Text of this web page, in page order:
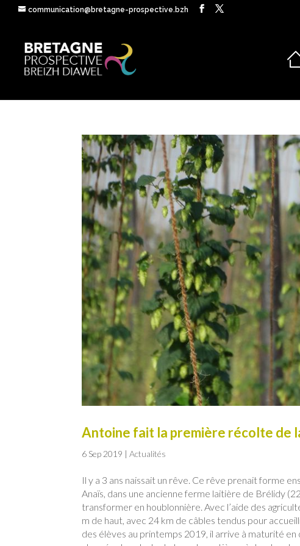
communication@bretagne-prospective.bzh
Antoine fait la première récolte de
6 Sep 2019 |Actualités
Il y a 3 ans naissait un rêve. Ce rêve prenait forme
Anaïs, dans une ancienne ferme laitière de Brélidy
transformer en houblonnière. Avec l’aide des
m de haut, avec 24 km de câbles tendus pour
des élèves au printemps 2019, il arrive à maturité en